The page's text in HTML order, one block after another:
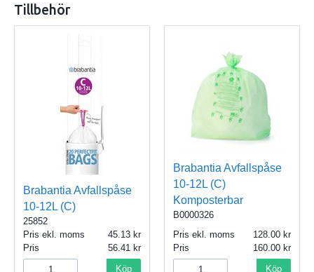
Tillbehör
Brabantia Avfallspåse
10-12L (C)
25852
Pris ekl. moms
45.13
Pris
56.41
Köp
Brabantia Avfallspåse
10-12L (C)
Komposterbar
B0000326
Pris ekl. moms
128.00
Pris
160.00
Köp